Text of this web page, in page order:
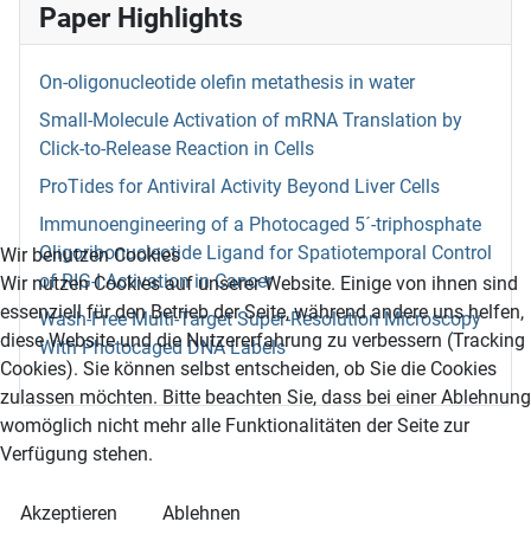
Paper Highlights
On-oligonucleotide olefin metathesis in water
Small-Molecule Activation of mRNA Translation by
Click-to-Release Reaction in Cells
ProTides for Antiviral Activity Beyond Liver Cells
Immunoengineering of a Photocaged 5´-triphosphate
Oligoribonucleotide Ligand for Spatiotemporal Control
of RIG-I Activation in Cancer
Wash-Free Multi-Target Super-Resolution Microscopy
With Photocaged DNA Labels
Wir benutzen Cookies
Wir nutzen Cookies auf unserer Website. Einige von ihnen sind
essenziell für den Betrieb der Seite, während andere uns helfen,
diese Website und die Nutzererfahrung zu verbessern (Tracking
Cookies). Sie können selbst entscheiden, ob Sie die Cookies
zulassen möchten. Bitte beachten Sie, dass bei einer Ablehnung
womöglich nicht mehr alle Funktionalitäten der Seite zur
Verfügung stehen.
Akzeptieren Ablehnen